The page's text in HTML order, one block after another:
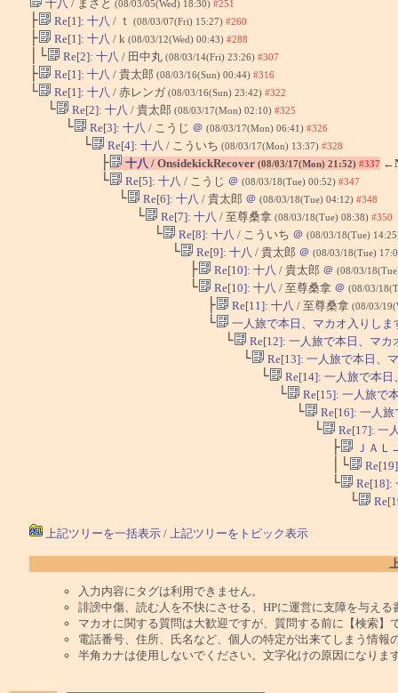
十八 / まさと (08/03/05(Wed) 18:30) #251
├ Re[1]: 十八 / ｔ (08/03/07(Fri) 15:27) #260
├ Re[1]: 十八 / k (08/03/12(Wed) 00:43) #288
│└ Re[2]: 十八 / 田中丸 (08/03/14(Fri) 23:26) #307
├ Re[1]: 十八 / 貴太郎 (08/03/16(Sun) 00:44) #316
└ Re[1]: 十八 / 赤レンガ (08/03/16(Sun) 23:42) #322
└ Re[2]: 十八 / 貴太郎 (08/03/17(Mon) 02:10) #325
└ Re[3]: 十八 / こうじ ＠ (08/03/17(Mon) 06:41) #326
└ Re[4]: 十八 / こういち (08/03/17(Mon) 13:37) #328
├ 十八 / OnsidekickRecover (08/03/17(Mon) 21:52) #337
└ Re[5]: 十八 / こうじ ＠ (08/03/18(Tue) 00:52) #347
└ Re[6]: 十八 / 貴太郎 ＠ (08/03/18(Tue) 04:12) #348
└ Re[7]: 十八 / 至尊桑拿 (08/03/18(Tue) 08:38) #350
└ Re[8]: 十八 / こういち ＠ (08/03/18(Tue)
└ Re[9]: 十八 / 貴太郎 ＠ (08/03/18(Tue)
├ Re[10]: 十八 / 貴太郎 ＠ (08/03/
└ Re[10]: 十八 / 至尊桑拿 ＠ (08/03/
├ Re[11]: 十八 / 至尊桑拿 (08/03/
└ 一人旅で本日、マカオ入りしま
└ Re[12]: 一人旅で本日、マカ
└ Re[13]: 一人旅で本日、
└ Re[14]: 一人旅で本
└ Re[15]: 一人旅で
└ Re[16]: 一人
└ Re[17]: 一
├ ＪＡ
│└
└ Re[18]:
└
上記ツリーを一括表示/ 上記ツリーをトピック表示
入力内容にタグは利用できません。
誹謗中傷、読む人を不快にさせる、HPに運営に支障を与え
マカオに関する質問は大歓迎ですが、質問する前に【検索】
電話番号、住所、氏名など、個人の特定が出来てしまう情報
半角カナは使用しないでください。文字化けの原因になりま